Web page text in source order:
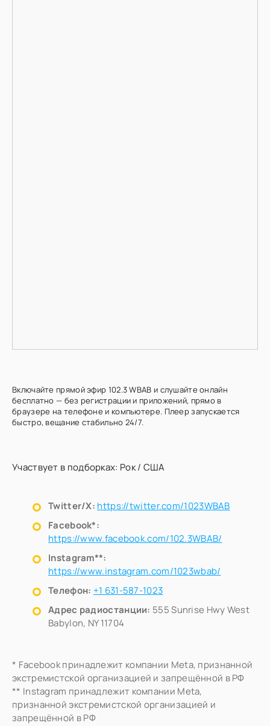
Включайте прямой эфир 102.3 WBAB и слушайте онлайн
бесплатно — без регистрации и приложений, прямо в
браузере на телефоне и компьютере. Плеер запускается
быстро, вещание стабильно 24/7.
Участвует в подборках: Рок/ США
Twitter/X: https://twitter.com/1023WBAB
Facebook*:
https://www.facebook.com/102.3WBAB/
Instagram**:
https://www.instagram.com/1023wbab/
Телефон: +1 631-587-1023
Адрес радиостанции: 555 Sunrise Hwy West
Babylon, NY 11704
* Facebook принадлежит компании Meta, признанной
экстремистской организацией и запрещённой в РФ
** Instagram принадлежит компании Meta,
признанной экстремистской организацией и
запрещённой в РФ